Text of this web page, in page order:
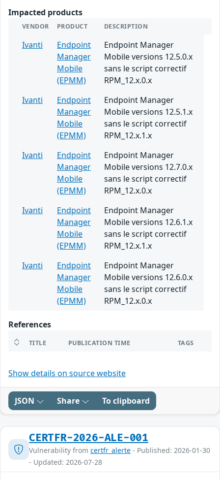
Impacted products
VENDOR PRODUCT DESCRIPTION
Ivanti
Endpoint
Manager
Mobile
(EPMM)
Endpoint Manager
Mobile versions 12.5.0.x
sans le script correctif
RPM_12.x.0.x
Ivanti
Endpoint
Manager
Mobile
(EPMM)
Endpoint Manager
Mobile versions 12.5.1.x
sans le script correctif
RPM_12.x.1.x
Ivanti
Endpoint
Manager
Mobile
(EPMM)
Endpoint Manager
Mobile versions 12.7.0.x
sans le script correctif
RPM_12.x.0.x
Ivanti
Endpoint
Manager
Mobile
(EPMM)
Endpoint Manager
Mobile versions 12.6.1.x
sans le script correctif
RPM_12.x.1.x
Ivanti
Endpoint
Manager
Mobile
(EPMM)
Endpoint Manager
Mobile versions 12.6.0.x
sans le script correctif
RPM_12.x.0.x
References
TITLE PUBLICATION TIME TAGS
Show details on source website
JSON Share To clipboard
CERTFR-2026-ALE-001
Vulnerability from certfr_alerte - Published: 2026-01-30
- Updated: 2026-07-28